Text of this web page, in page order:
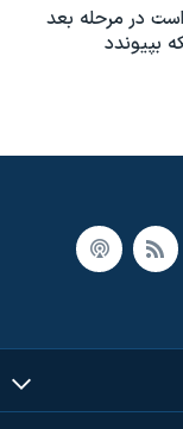
در مرحله بعد
بپیوندد